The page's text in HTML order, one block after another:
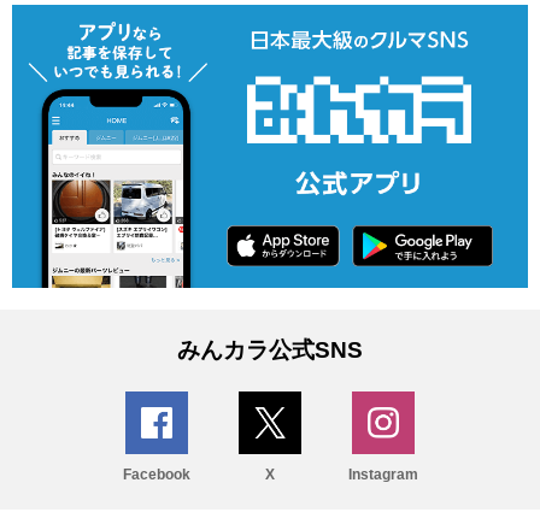
みんカラ公式SNS
Facebook X Instagram